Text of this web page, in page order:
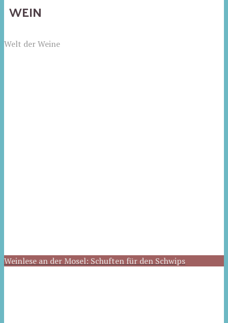
WEIN
Welt der Weine
Weinlese an der Mosel: Schuften für den Schwips